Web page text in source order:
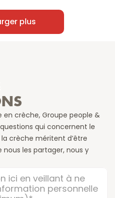
plus
en crèche, Groupe people &
qui concernent le
crèche méritent d’être
nous les partager, nous y